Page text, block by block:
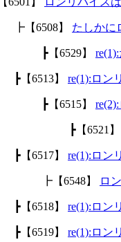
┣【6508】 たしかに
┣【6529】
┣【6513】 re(1):ロン
┣【6515】
┣【6521】
┣【6517】 re(1):ロン
┣【6548】 ロ
┣【6518】 re(1):ロン
┣【6519】 re(1):ロン